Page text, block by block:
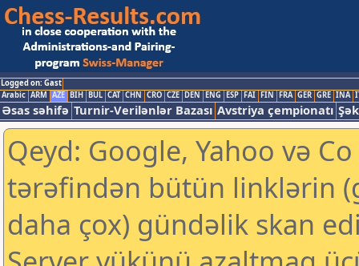
Logged on: Gast
Arabic ARM AZE BIH BUL CAT CHN CRO CZE DEN ENG ESP FAI FIN FRA GER GRE INA
Əsas səhifə Turnir-Verilənlər Bazası Avstriya çempionatı
Qeyd: Google, Yahoo və
tərəfindən bütün linklərin
daha çox) gündəlik skan